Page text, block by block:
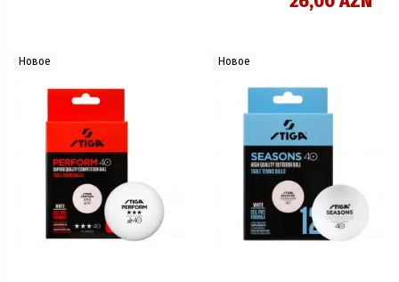
Новое Новое